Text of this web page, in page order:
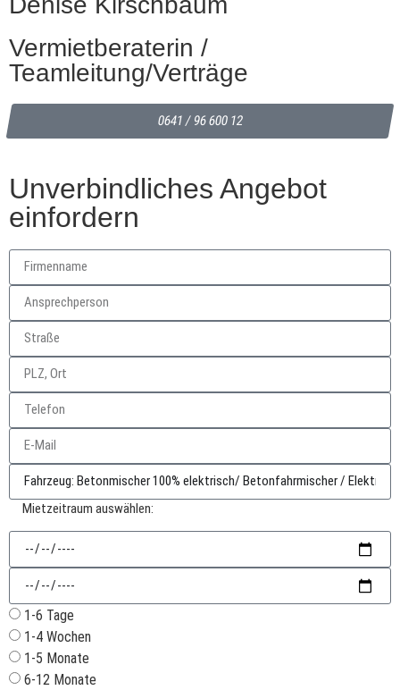
Vermietberaterin /
Teamleitung/Verträge
0641 / 96 600 12​
Unverbindliches Angebot
einfordern
Mietzeitraum auswählen:
1-6 Tage
1-4 Wochen
1-5 Monate
6-12 Monate